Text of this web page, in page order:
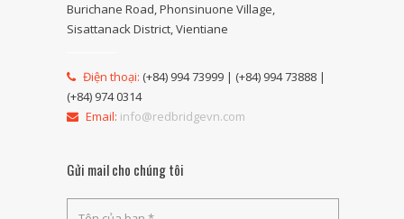
Burichane Road, Phonsinuone Village,
Sisattanack District, Vientiane
Điện thoại: (+84) 994 73999 | (+84) 994 73888 |
(+84) 974 0314
Email: info@redbridgevn.com
Gửi mail cho chúng tôi